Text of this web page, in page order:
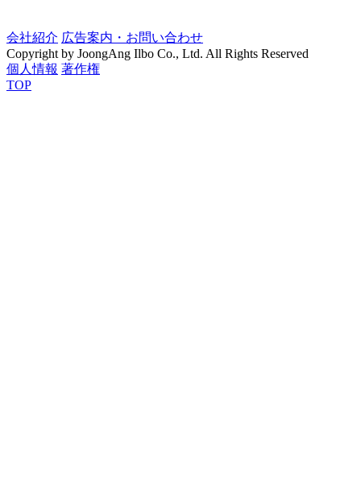
会社紹介 広告案内・お問い合わせ
Copyright by JoongAng Ilbo Co., Ltd. All Rights Reserved
個人情報 著作権
TOP